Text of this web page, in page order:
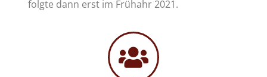
folgte dann erst im Frühahr 2021.